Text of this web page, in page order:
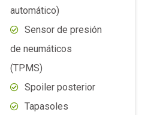
Spoiler posterior
Tapasoles
deslizables,
iluminados y con
espejos
Tercera luz de